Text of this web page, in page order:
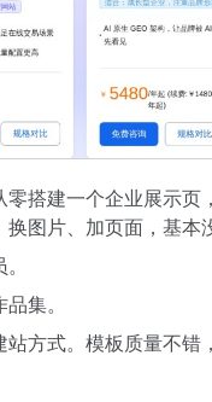
搭建一个企业展示页
图片、加页面，基本
集。
方式。模板质量不错